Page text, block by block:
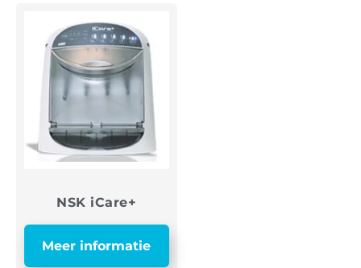
NSK iCare+
Meer informatie